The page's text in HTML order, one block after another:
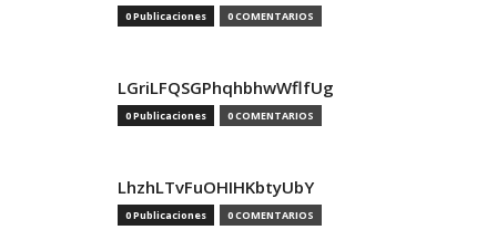
0 Publicaciones 0 COMENTARIOS
LGriLFQSGPhqhbhwWflfUg
0 Publicaciones 0 COMENTARIOS
LhzhLTvFuOHIHKbtyUbY
0 Publicaciones 0 COMENTARIOS